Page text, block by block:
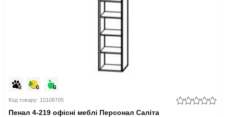
Код товару: 10108705
Пенал 4-219 офісні меблі Персонал Саліта